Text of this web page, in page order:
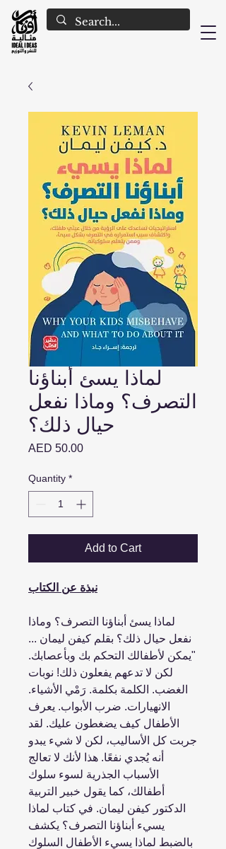
لماذا يسئ أبناؤنا
التصرف؟ وماذا نفعل
حيال ذلك؟
AED 50.00Price
Quantity *
Add to Cart
نبذة عن الكتاب
لماذا يسئ أبناؤنا التصرف؟ وماذا
نفعل حيال ذلك؟ بقلم كيفن ليمان ...
"يمكن لأطفالك التحكم بك وبأعصابك.
لكن لا تدعهم يفعلون ذلك! نوبات
الغضب. الكلمة بكلمة. رَمْي الأشياء.
الانهيارات. ضرب الأبواب. يعرف
الأطفال كيف يضغطون عليك. لقد
جربت كل الأساليب، لكن لا شيء يبدو
أنه يُجدي نفعًا. هذا لأنك لا تعالج
الأسباب الجذرية لسوء سلوك
أطفالك، كما يقول خبير التربية
الدكتور كيفن ليمان. في كتاب لماذا
يسيء أبناؤنا التصرف؟ يكشف
بالضبط لماذا يسيء الأطفال السلوك